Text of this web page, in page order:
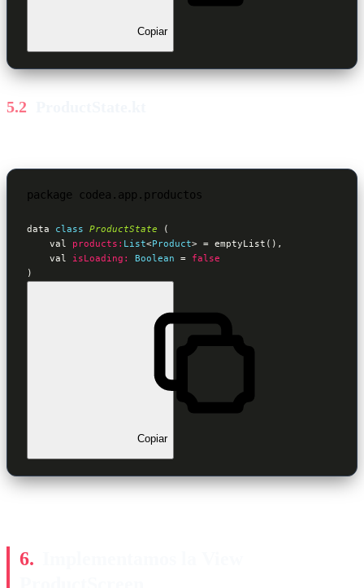
Copiar
package codea.app.productos
data class ProductState (
    val
products: List<Product> = emptyList(),
    val
isLoading: Boolean = false
)
Copiar